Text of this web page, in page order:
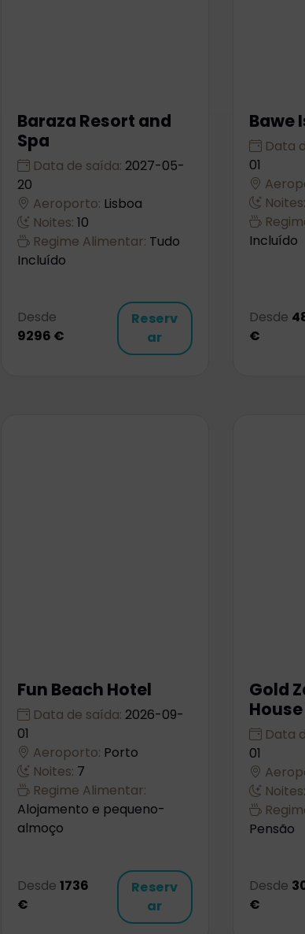
Baraza Resort and
Spa
Data de saída: 2027-05-
20
Aeroporto: Lisboa
Noites: 10
Regime Alimentar: Tudo
Incluído
Desde
9296 €
Reserv
ar
Bawe
Data
01
Noites:
Incluído
Desde
€
Fun Beach Hotel
Data de saída: 2026-09-
01
Aeroporto: Porto
Noites: 7
Regime Alimentar:
Alojamento e pequeno-
almoço
Desde 1736
€
Reserv
ar
Gold
Data
01
Noites:
Pensão
Desde
€